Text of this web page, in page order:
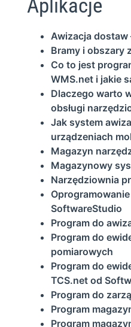
Aplikacje
Awizacja dostaw
Bramy i obszary
Co to jest
WMS.net i jakie
Dlaczego warto
obsługi
Jak system
urządzeniach
Magazyn
Magazynowy
Narzędziownia
SoftwareStudio
Program do
Program do
pomiarowych
Program do
TCS.net od
Program do
Program
Program